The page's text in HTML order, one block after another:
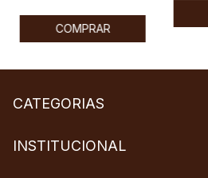
COMPRAR
CATEGORIAS
INSTITUCIONAL